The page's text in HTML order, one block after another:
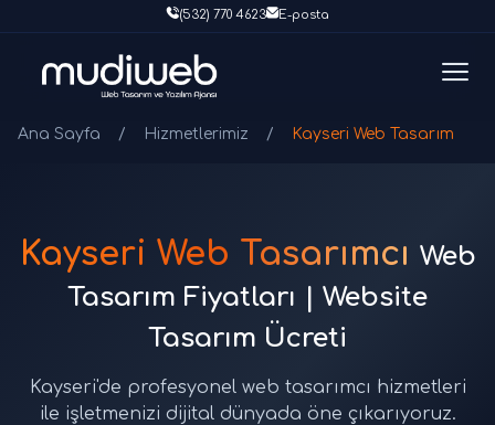
(532) 770 4623 E-posta
Ana Sayfa / Hizmetlerimiz / Kayseri Web Tasarım
Kayseri Web Tasarımcı Web
Tasarım Fiyatları | Website
Tasarım Ücreti
Kayseri'de profesyonel web tasarımcı hizmetleri
ile işletmenizi dijital dünyada öne çıkarıyoruz.